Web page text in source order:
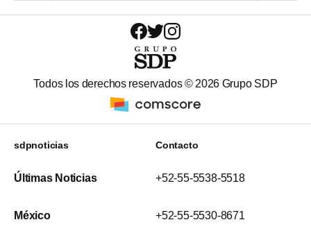
Todos los derechos reservados © 2026 Grupo SDP
sdpnoticias
Últimas Noticias
México
Contacto
+52-55-5538-5518
+52-55-5530-8671